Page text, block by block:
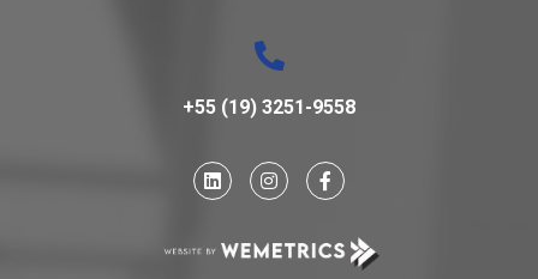
+55 (19) 3251-9558